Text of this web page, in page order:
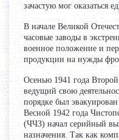
зачастую мог оказаться
В начале Великой
часовые заводы в
военное положение и
продукции на нужды
Осенью 1941 года
ведущий свою
порядке был
Весной 1942 года
(ЧЧЗ) начал серийный
назначения. Так как